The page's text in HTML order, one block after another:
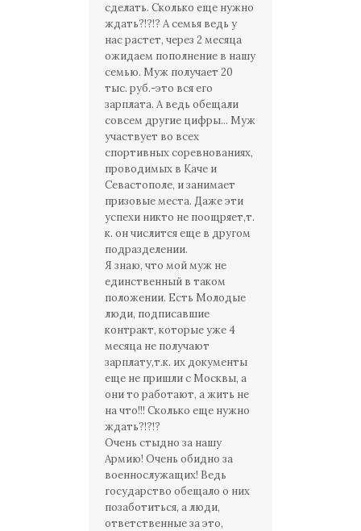
сделать. Сколько еще нужно
ждать?!?!? А семья ведь у
нас растет, через 2 месяца
ожидаем пополнение в нашу
семью. Муж получает 20
тыс. руб.-это вся его
зарплата. А ведь обещали
совсем другие цифры... Муж
участвует во всех
спортивных соревнованиях,
проводимых в Каче и
Севастополе, и занимает
призовые места. Даже эти
успехи никто не поощряет,т.
к. он числится еще в другом
подразделении.
Я знаю, что мой муж не
единственный в таком
положении. Есть Молодые
люди, подписавшие
контракт, которые уже 4
месяца не получают
зарплату,т.к. их документы
еще не пришли с Москвы, а
они то работают, а жить не
на что!!! Сколько еще нужно
ждать?!?!?
Очень стыдно за нашу
Армию! Очень обидно за
военнослужащих! Ведь
государство обещало о них
позаботиться, а люди,
ответственные за это,